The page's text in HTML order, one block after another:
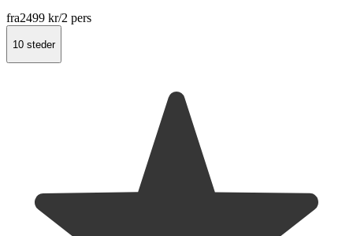
fra2499 kr/2 pers
10 steder